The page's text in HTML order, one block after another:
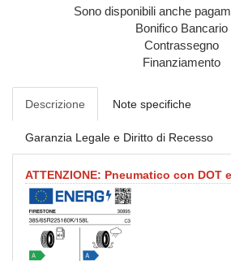
Sono disponibili anche
Bonifico Bancario
Contrassegno
Finanziamento
Descrizione Note specifiche
Garanzia Legale e Diritto di Recesso
ATTENZIONE: Pneumatico con DOT